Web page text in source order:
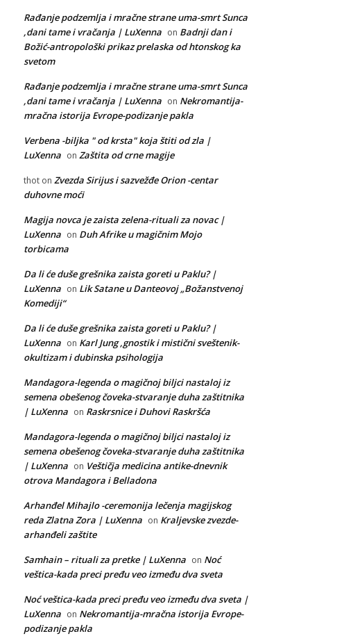
Rađanje podzemlja i mračne strane uma-smrt Sunca
,dani tame i vračanja | LuXenna on Badnji dan i
Božić-antropološki prikaz prelaska od htonskog ka
svetom
Rađanje podzemlja i mračne strane uma-smrt Sunca
,dani tame i vračanja | LuXenna on Nekromantija-
mračna istorija Evrope-podizanje pakla
Verbena -biljka " od krsta" koja štiti od zla |
LuXenna on Zaštita od crne magije
thot on Zvezda Sirijus i sazvežđe Orion -centar
duhovne moći
Magija novca je zaista zelena-rituali za novac |
LuXenna on Duh Afrike u magičnim Mojo
torbicama
Da li će duše grešnika zaista goreti u Paklu? |
LuXenna on Lik Satane u Danteovoj „Božanstvenoj
Komediji“
Da li će duše grešnika zaista goreti u Paklu? |
LuXenna on Karl Jung ,gnostik i mistični sveštenik-
okultizam i dubinska psihologija
Mandagora-legenda o magičnoj biljci nastaloj iz
semena obešenog čoveka-stvaranje duha zaštitnika
| LuXenna on Raskrsnice i Duhovi Raskršća
Mandagora-legenda o magičnoj biljci nastaloj iz
semena obešenog čoveka-stvaranje duha zaštitnika
| LuXenna on Veštičja medicina antike-dnevnik
otrova Mandagora i Belladona
Arhanđel Mihajlo -ceremonija lečenja magijskog
reda Zlatna Zora | LuXenna on Kraljevske zvezde-
arhanđeli zaštite
Samhain – rituali za pretke | LuXenna on Noć
veštica-kada preci pređu veo između dva sveta
Noć veštica-kada preci pređu veo između dva sveta |
LuXenna on Nekromantija-mračna istorija Evrope-
podizanje pakla